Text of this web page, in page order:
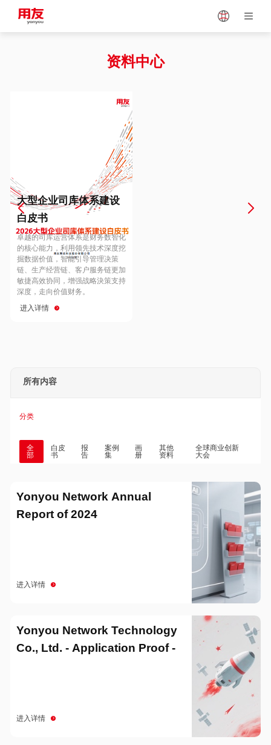
Vietnam
Europe
Hungary
Hong Kong
资料中心
大型企业司库体系建设
白皮书
卓越的司库运营体系是财务数智化
的核心能力，利用领先技术深度挖
掘数据价值，智能引导管理决策
链、生产经营链、客户服务链更加
敏捷高效协同，增强战略決策支持
深度，走向价值财务。
进入详情
所有内容
分类
全
部
白皮
书
报
告
案例
集
画
册
其他
资料
全球商业创新
大会
Yonyou Network Annual
Report of 2024
进入详情
Yonyou Network Technology
Co., Ltd. - Application Proof -
进入详情